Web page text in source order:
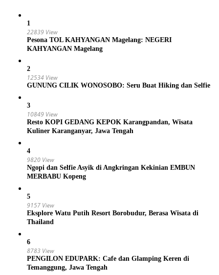
1
22839 View
Pesona TOL KAHYANGAN Magelang: NEGERI
KAHYANGAN Magelang
2
12534 View
GUNUNG CILIK WONOSOBO: Seru Buat Hiking dan Selfie
3
10849 View
Resto KOPI GEDANG KEPOK Karangpandan, Wisata
Kuliner Karanganyar, Jawa Tengah
4
9820 View
Ngopi dan Selfie Asyik di Angkringan Kekinian EMBUN
MERBABU Kopeng
5
9157 View
Eksplore Watu Putih Resort Borobudur, Berasa Wisata di
Thailand
6
8783 View
PENGILON EDUPARK: Cafe dan Glamping Keren di
Temanggung, Jawa Tengah